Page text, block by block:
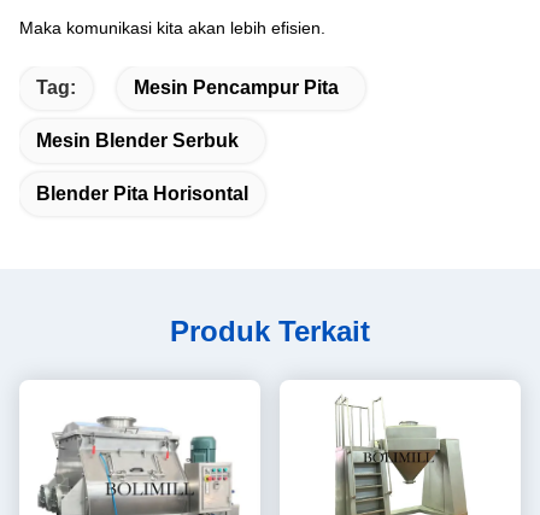
Maka komunikasi kita akan lebih efisien.
Tag: Mesin Pencampur Pita
Mesin Blender Serbuk
Blender Pita Horisontal
Produk Terkait